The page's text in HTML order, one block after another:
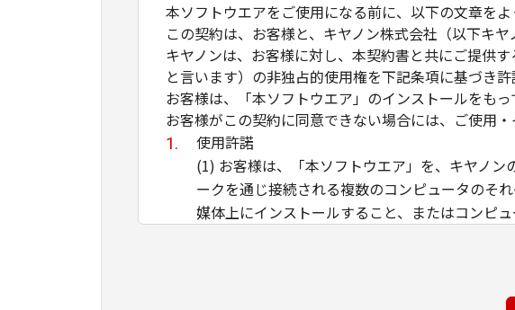
本ソフトウエアをご使用になる前に、以下の文章をよ
この契約は、お客様と、キヤノン株式会社（以下キヤ
キヤノンは、お客様に対し、本契約書と共にご提供
と言います）の非独占的使用権を下記条項に基づき
お客様は、「本ソフトウエア」のインストールをもっ
お客様がこの契約に同意できない場合には、ご使用
使用許諾
(1) お客様は、「本ソフトウエア」を、キヤノ
ークを通じ接続される複数のコンピュータのそ
媒体上にインストールすること、またはコンピ
ものとします。 (2) お客様は、再使用許諾、譲